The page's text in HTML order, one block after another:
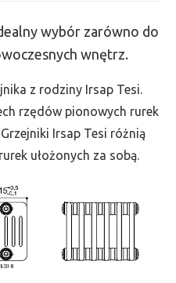
wybór zarówno do
wnętrz.
z rodziny Irsap Tesi.
rzędów pionowych rurek
Irsap Tesi różnią
ułożonych za sobą.